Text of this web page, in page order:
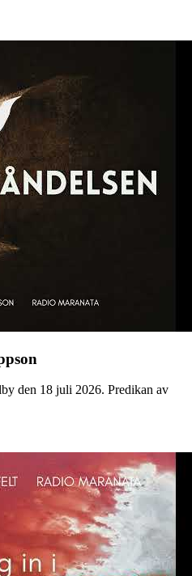
den 18 juli 2026. Predikan av